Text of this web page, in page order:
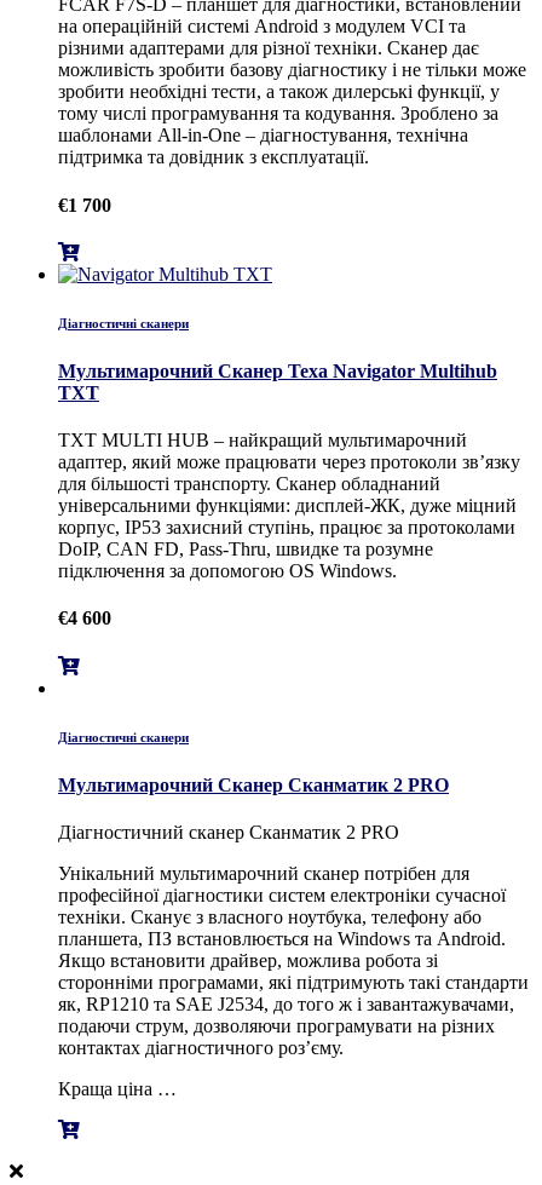
FCAR F7S-D – планшет для діагностики, встановлений
на операційній системі Android з модулем VCI та
різними адаптерами для різної техніки. Сканер дає
можливість зробити базову діагностику і не тільки може
зробити необхідні тести, а також дилерські функції, у
тому числі програмування та кодування. Зроблено за
шаблонами All-in-One – діагностування, технічна
підтримка та довідник з експлуатації.
€1 700
Діагностичні сканери
Мультимарочний Сканер Texa Navigator Multihub
TXT
TXT MULTI HUB – найкращий мультимарочний
адаптер, який може працювати через протоколи зв’язку
для більшості транспорту. Сканер обладнаний
універсальними функціями: дисплей-ЖК, дуже міцний
корпус, IP53 захисний ступінь, працює за протоколами
DoIP, CAN FD, Pass-Thru, швидке та розумне
підключення за допомогою OS Windows.
€4 600
Діагностичні сканери
Мультимарочний Сканер Сканматик 2 PRO
Діагностичний сканер Сканматик 2 PRO
Унікальний мультимарочний сканер потрібен для
професійної діагностики систем електроніки сучасної
техніки. Сканує з власного ноутбука, телефону або
планшета, ПЗ встановлюється на Windows та Android.
Якщо встановити драйвер, можлива робота зі
сторонніми програмами, які підтримують такі стандарти
як, RP1210 та SAE J2534, до того ж і завантажувачами,
подаючи струм, дозволяючи програмувати на різних
контактах діагностичного роз’єму.
Краща ціна …